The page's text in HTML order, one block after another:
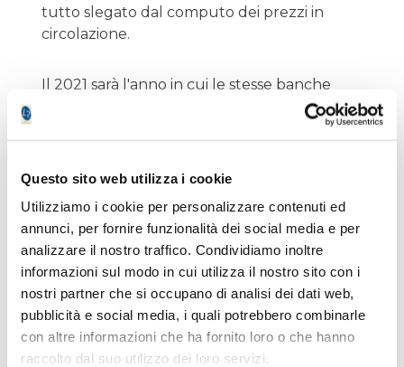
Questo sito web utilizza i cookie
Utilizziamo i cookie per personalizzare contenuti ed
annunci, per fornire funzionalità dei social media e per
analizzare il nostro traffico. Condividiamo inoltre
informazioni sul modo in cui utilizza il nostro sito con i
nostri partner che si occupano di analisi dei dati web,
pubblicità e social media, i quali potrebbero combinarle
con altre informazioni che ha fornito loro o che hanno
raccolto dal suo utilizzo dei loro servizi.
tutto slegato dal computo dei prezzi in
circolazione.
Il 2021 sarà l'anno in cui le stesse banche
centrali si troveranno di fronte al risultato
abnormi distorsioni a cui bisognerà porre
causando il minor numero di effetti
collaterali possibili.
Una certa esperienza in materia l'ha
accumulata in anticipo la Fed statunitense,
vista la capacità del tessuto economico di
recepire gli stimoli e tradurli in fattori